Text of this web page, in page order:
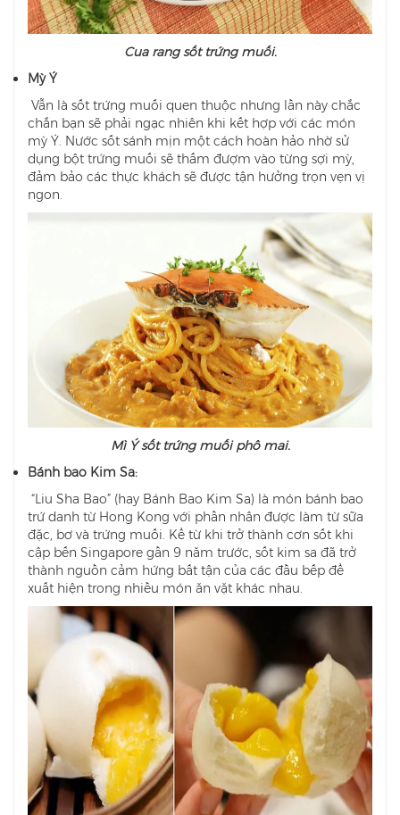
Cua rang sốt trứng muối.
Mỳ Ý
Vẫn là sốt trứng muối quen thuộc nhưng lần này chắc
chắn bạn sẽ phải ngạc nhiên khi kết hợp với các món
mỳ Ý. Nước sốt sánh mịn một cách hoàn hảo nhờ sử
dụng bột trứng muối sẽ thấm đượm vào từng sợi mỳ,
đảm bảo các thực khách sẽ được tận hưởng trọn vẹn vị
ngon.
Mì Ý sốt trứng muối phô mai.
Bánh bao Kim Sa:
“Liu Sha Bao” (hay Bánh Bao Kim Sa) là món bánh bao
trứ danh từ Hong Kong với phần nhân được làm từ sữa
đặc, bơ và trứng muối. Kể từ khi trở thành cơn sốt khi
cập bến Singapore gần 9 năm trước, sốt kim sa đã trở
thành nguồn cảm hứng bất tận của các đầu bếp để
xuất hiện trong nhiều món ăn vặt khác nhau.